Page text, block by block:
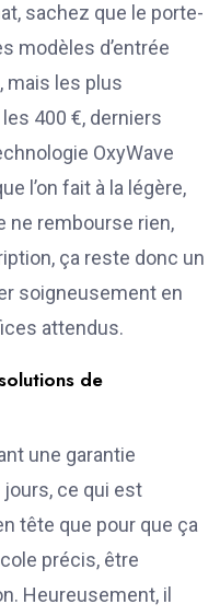
sachez que le porte-
modèles d’entrée
mais les plus
400 €, derniers
OxyWave
l’on fait à la légère,
ne rembourse rien,
ça reste donc un
soigneusement en
attendus.
de
une garantie
ce qui est
tête que pour que ça
précis, être
Heureusement, il